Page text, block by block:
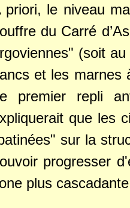
priori, le niveau
du Carré
(soit
et les marnes
premier repli
que les
sur la
progresser
plus